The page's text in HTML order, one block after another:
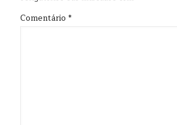
Comentário *